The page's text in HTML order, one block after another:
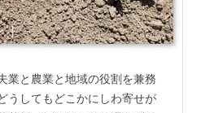
業と農業と地域の役割を兼務
うしてもどこかにしわ寄せが